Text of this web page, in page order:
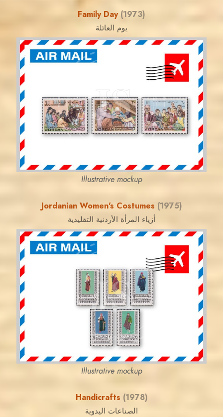
Family Day (1973)
يوم العائلة
JS
JORDANSTAMPS.COM
Illustrative mockup
Jordanian Women's Costumes (1975)
أزياء المرأة الأردنية التقليدية
JS
JORDANSTAMPS.COM
EST. 2007
Illustrative mockup
Handicrafts (1978)
الصناعات اليدوية